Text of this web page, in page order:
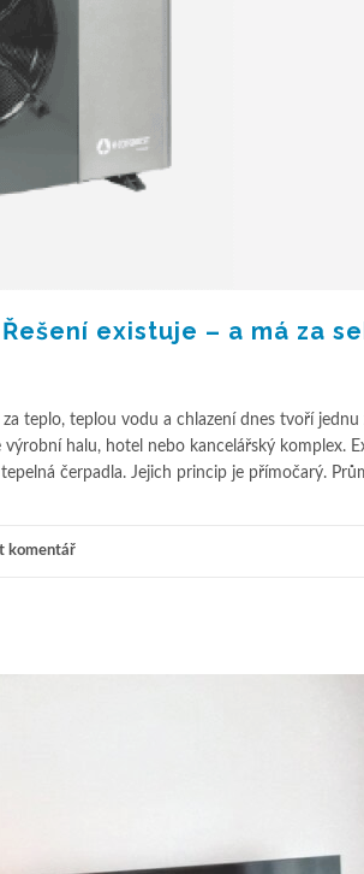
existuje – a má za
teplo, teplou vodu a chlazení dnes tvoří jednu
halu, hotel nebo kancelářský komplex.
čerpadla. Jejich princip je přímočarý.
komentář